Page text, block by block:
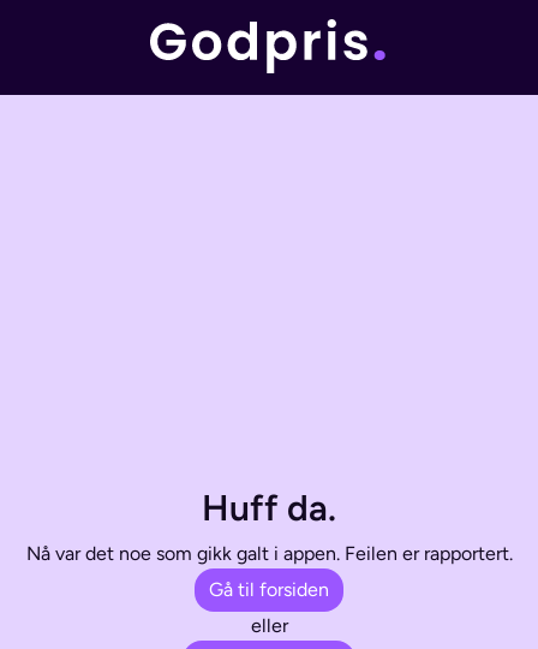
Huff da.
Nå var det noe som gikk galt i appen. Feilen er rapportert.
Gå til forsiden
eller